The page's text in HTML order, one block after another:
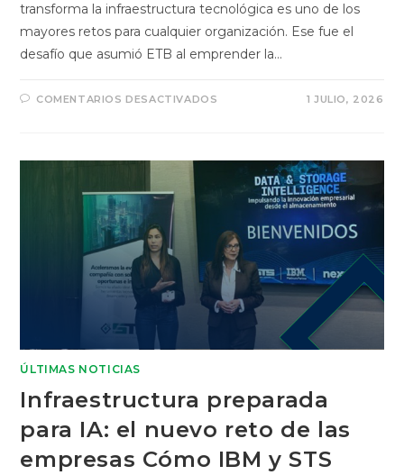
transforma la infraestructura tecnológica es uno de los
mayores retos para cualquier organización. Ese fue el
desafío que asumió ETB al emprender la…
COMENTARIOS DESACTIVADOS 1 JULIO, 2026
ÚLTIMAS NOTICIAS
Infraestructura preparada
para IA: el nuevo reto de las
empresas Cómo IBM y STS